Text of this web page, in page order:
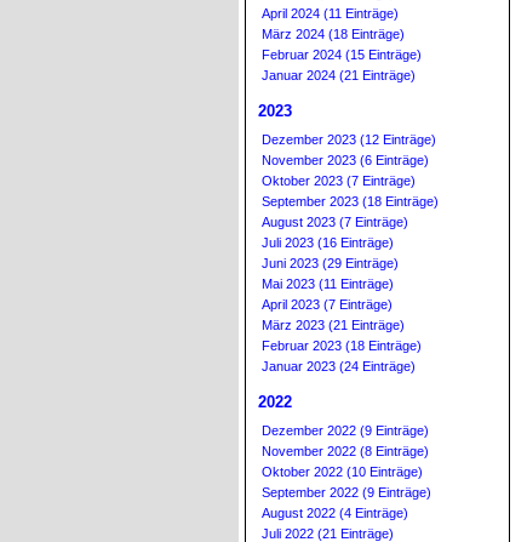
April 2024 (11 Einträge)
März 2024 (18 Einträge)
Februar 2024 (15 Einträge)
Januar 2024 (21 Einträge)
2023
Dezember 2023 (12 Einträge)
November 2023 (6 Einträge)
Oktober 2023 (7 Einträge)
September 2023 (18 Einträge)
August 2023 (7 Einträge)
Juli 2023 (16 Einträge)
Juni 2023 (29 Einträge)
Mai 2023 (11 Einträge)
April 2023 (7 Einträge)
März 2023 (21 Einträge)
Februar 2023 (18 Einträge)
Januar 2023 (24 Einträge)
2022
Dezember 2022 (9 Einträge)
November 2022 (8 Einträge)
Oktober 2022 (10 Einträge)
September 2022 (9 Einträge)
August 2022 (4 Einträge)
Juli 2022 (21 Einträge)